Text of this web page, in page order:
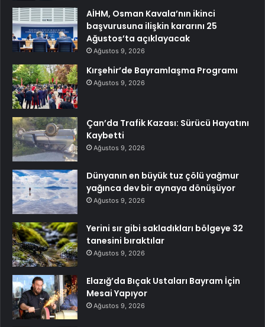
AİHM, Osman Kavala’nın ikinci
başvurusuna ilişkin kararını 25
Ağustos’ta açıklayacak
Ağustos 9, 2026
Kırşehir’de Bayramlaşma Programı
Ağustos 9, 2026
Çan’da Trafik Kazası: Sürücü Hayatını
Kaybetti
Ağustos 9, 2026
Dünyanın en büyük tuz çölü yağmur
yağınca dev bir aynaya dönüşüyor
Ağustos 9, 2026
Yerini sır gibi sakladıkları bölgeye 32
tanesini bıraktılar
Ağustos 9, 2026
Elazığ’da Bıçak Ustaları Bayram İçin
Mesai Yapıyor
Ağustos 9, 2026